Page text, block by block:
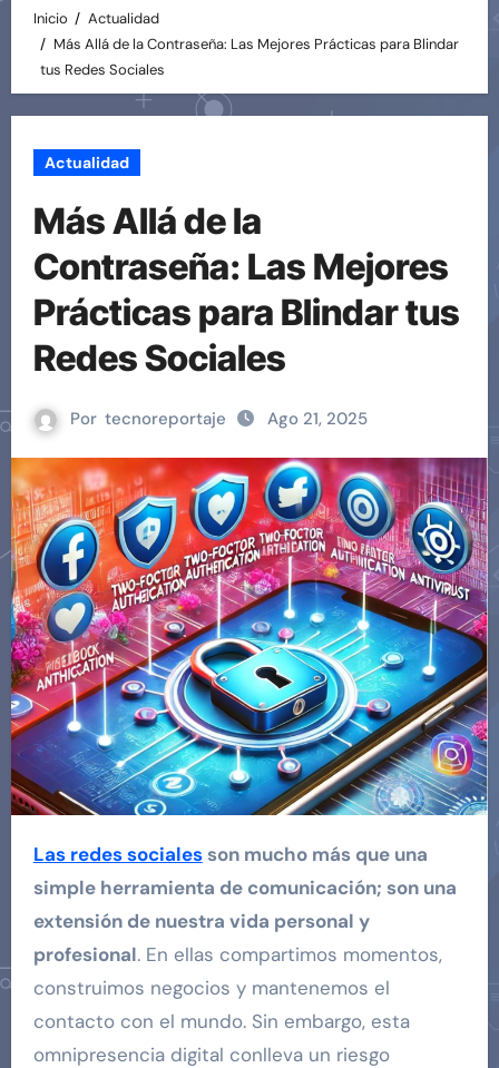
Inicio
Actualidad
Más Allá de la Contraseña: Las Mejores Prácticas para Blindar
tus Redes Sociales
Actualidad
Más Allá de la
Contraseña: Las Mejores
Prácticas para Blindar tus
Redes Sociales
Por tecnoreportaje Ago 21, 2025
Las redes socialesson mucho más que una
simple herramienta de comunicación; son una
extensión de nuestra vida personal y
profesional. En ellas compartimos momentos,
construimos negocios y mantenemos el
contacto con el mundo. Sin embargo, esta
omnipresencia digital conlleva un riesgo